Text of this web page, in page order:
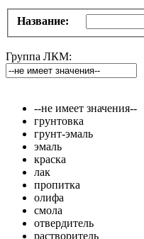
Название:
Группа ЛКМ:
--не имеет значения--
грунтовка
грунт-эмаль
эмаль
краска
лак
пропитка
олифа
смола
отвердитель
растворитель